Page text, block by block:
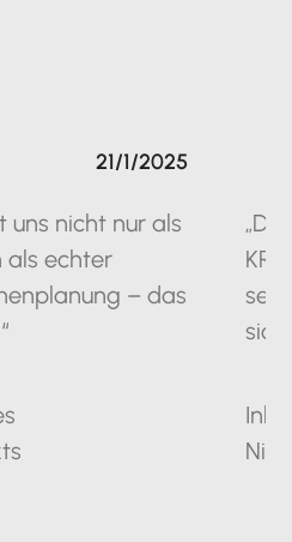
uns nicht nur als
als echter
– das
21/1/2025
seit
sich